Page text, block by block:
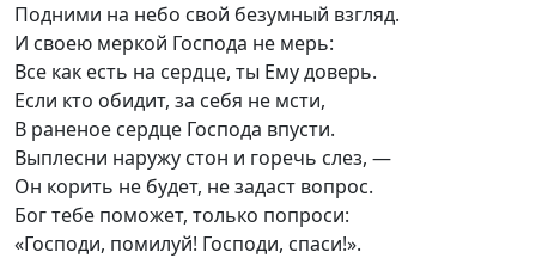
Подними на небо свой безумный взгляд.
И своею меркой Господа не мерь:
Все как есть на сердце, ты Ему доверь.
Если кто обидит, за себя не мсти,
В раненое сердце Господа впусти.
Выплесни наружу стон и горечь слез, —
Он корить не будет, не задаст вопрос.
Бог тебе поможет, только попроси:
«Господи, помилуй! Господи, спаси!».